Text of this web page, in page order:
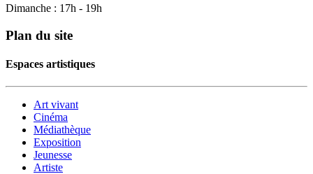
Dimanche : 17h - 19h
Plan du site
Espaces artistiques
Art vivant
Cinéma
Médiathèque
Exposition
Jeunesse
Artiste